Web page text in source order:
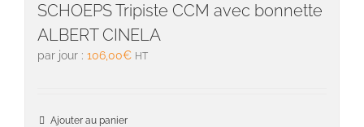
SCHOEPS Tripiste CCM avec bonnette
ALBERT CINELA
par jour : 106,00€ HT
Ajouter au panier